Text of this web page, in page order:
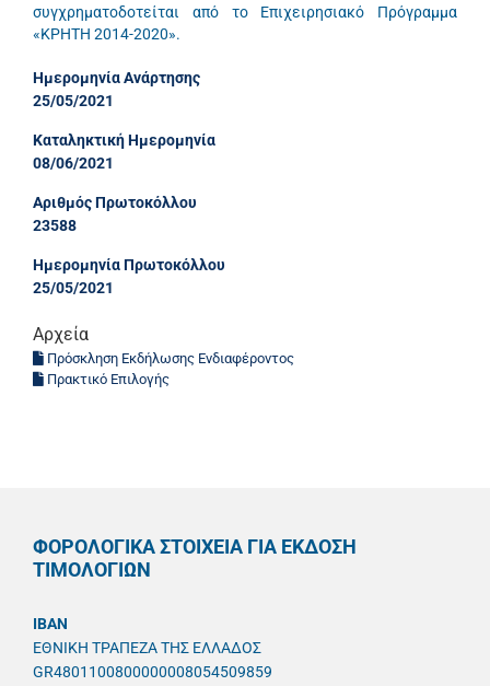
συγχρηματοδοτείται από το Επιχειρησιακό Πρόγραμμα
«ΚΡΗΤΗ 2014-2020».
Ημερομηνία Ανάρτησης
25/05/2021
Καταληκτική Ημερομηνία
08/06/2021
Αριθμός Πρωτοκόλλου
23588
Ημερομηνία Πρωτοκόλλου
25/05/2021
Αρχεία
Πρόσκληση Εκδήλωσης Ενδιαφέροντος
Πρακτικό Επιλογής
ΦΟΡΟΛΟΓΙΚΑ ΣΤΟΙΧΕΙΑ ΓΙΑ ΕΚΔΟΣΗ
ΤΙΜΟΛΟΓΙΩΝ
IBAN
ΕΘΝΙΚΗ ΤΡΑΠΕΖΑ ΤΗΣ ΕΛΛΑΔΟΣ
GR4801100800000008054509859